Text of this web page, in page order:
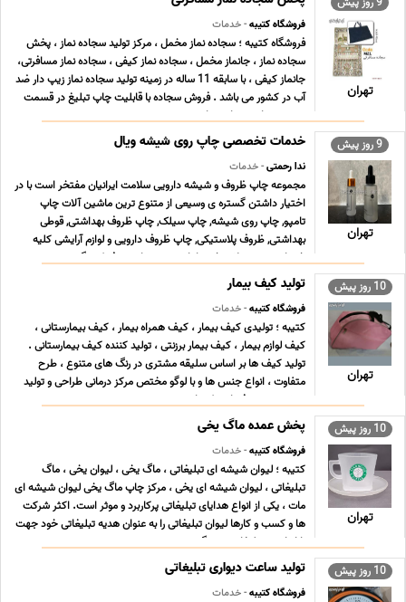
تهران
فروشگاه کتیبه- خدمات
فروشگاه کتیبه ؛ سجاده نماز مخمل ، مرکز تولید سجاده نماز ، پخش
سجاده نماز ، جانماز مخمل ، سجاده نماز کیفی ، سجاده نماز مسافرتی،
جانماز کیفی ، با سابقه 11 ساله در زمینه تولید سجاده نماز زیپ دار ضد
آب در کشور می باشد . فروش سجاده با قابلیت چاپ تبلیغ در قسمت
بیرون سجاده سجاده نماز ب ... ...
9 روز پیش
تهران
خدمات تخصصی چاپ روی شیشه ویال
ندا رحمتی- خدمات
مجموعه چاپ ظروف و شیشه دارویی سلامت ایرانیان مفتخر است با در
اختیار داشتن گستره ی وسیعی از متنوع ترین ماشین آلات چاپ
تامپو, چاپ روی شیشه, چاپ سیلک, چاپ ظروف بهداشتی, قوطی
بهداشتی, ظروف پلاستیکی, چاپ ظروف دارویی و لوازم آرایشی کلیه
خدمات و محصولات خود را با توجه به نیاز مصرف کنندگ ... ...
10 روز پیش
تهران
تولید کیف بیمار
فروشگاه کتیبه- خدمات
کتیبه ؛ تولیدی کیف بیمار ، کیف همراه بیمار ، کیف بیمارستانی ،
کیف لوازم بیمار ، کیف بیمار برزنتی ، تولید کننده کیف بیمارستانی .
تولید کیف ها بر اساس سلیقه مشتری در رنگ های متنوع ، طرح
متفاوت ، انواع جنس ها و با لوگو مختص مرکز درمانی طراحی و تولید
میشود. توجه فرمایید که با توجه ب ... ...
10 روز پیش
تهران
پخش عمده ماگ یخی
فروشگاه کتیبه- خدمات
کتیبه ؛ لیوان شیشه ای تبلیغاتی ، ماگ یخی ، لیوان یخی ، ماگ
تبلیغاتی ، لیوان شیشه ای یخی ، مرکز چاپ ماگ یخی لیوان شیشه ای
مات ، یکی از انواع هدایای تبلیغاتی پرکاربرد و موثر است. اکثر شرکت
ها و کسب و کارها لیوان تبلیغاتی را به عنوان هدیه تبلیغاتی خود جهت
بازاریابی و تبلیغات برمی گ ... ...
10 روز پیش تولید ساعت دیواری تبلیغاتی
فروشگاه کتیبه- خدمات